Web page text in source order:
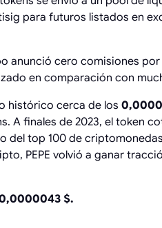
para futuros listados en
anunció cero comisiones
en comparación con
histórico cerca de los
A finales de 2023, el token
del top 100 de
PEPE volvió a ganar
$.